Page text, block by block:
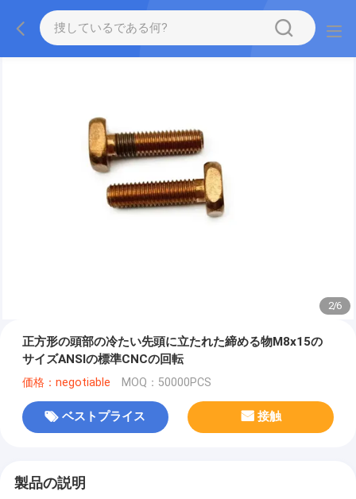
2/6
正方形の頭部の冷たい先頭に立たれた締める物M8x15の
サイズANSIの標準CNCの回転
価格：negotiable MOQ：50000PCS
ベストプライス 接触
製品の説明